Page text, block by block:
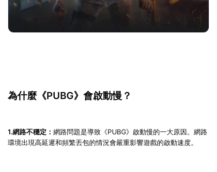
為什麼《PUBG》會啟動慢？
1.網路不穩定： 網路問題是導致《PUBG》啟動慢的一大原因。網路
環境出現高延遲和頻繁丟包的情況會嚴重影響遊戲的啟動速度。